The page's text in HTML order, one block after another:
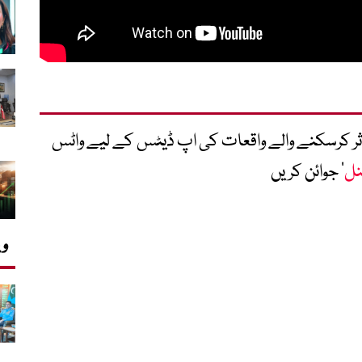
کرسکنے والے واقعات کی اپ ڈیٹس کے لیے واٹس
‘ جوائن کریں